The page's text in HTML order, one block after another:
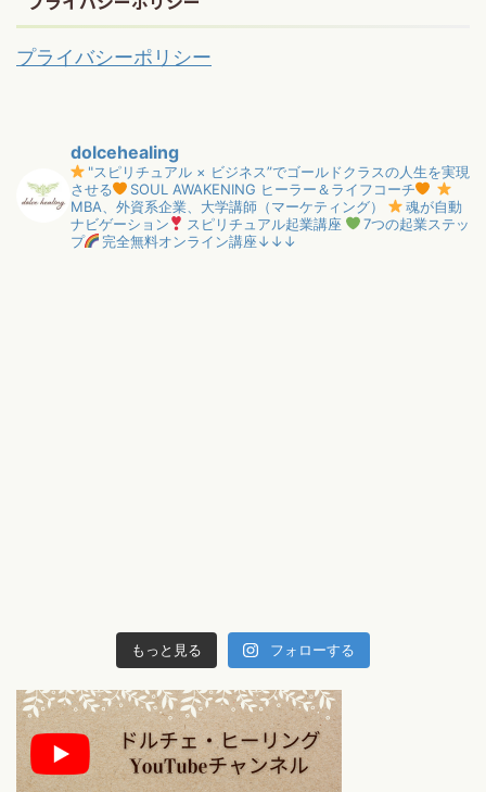
プライバシーポリシー
dolcehealing
"スピリチュアル × ビジネス”でゴールドクラスの人生を実現
させる
SOUL AWAKENING ヒーラー＆ライフコーチ
MBA、外資系企業、大学講師（マーケティング）
魂が自動
ナビゲーション
スピリチュアル起業講座
7つの起業ステッ
プ
完全無料オンライン講座↓↓↓
もっと見る フォローする